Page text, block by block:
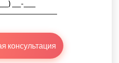
консультация